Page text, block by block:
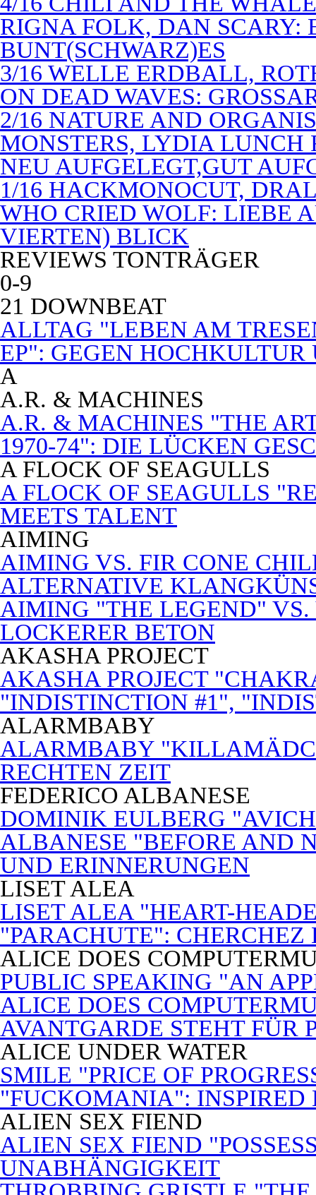
RIGNA FOLK, DAN SCARY:
BUNT(SCHWARZ)ES
3/16 WELLE ERDBALL,
ON DEAD WAVES:
2/16 NATURE AND
MONSTERS, LYDIA LUNCH
NEU AUFGELEGT,GUT
1/16 HACKMONOCUT,
WHO CRIED WOLF: LIEBE
VIERTEN) BLICK
REVIEWS TONTRÄGER
0-9
21 DOWNBEAT
ALLTAG "LEBEN AM
EP": GEGEN
A
A.R. & MACHINES
A.R. & MACHINES "THE
1970-74": DIE LÜCKEN
A FLOCK OF SEAGULLS
A FLOCK OF SEAGULLS
MEETS TALENT
AIMING
AIMING VS. FIR CONE
ALTERNATIVE
AIMING "THE LEGEND"
LOCKERER BETON
AKASHA PROJECT
AKASHA PROJECT
"INDISTINCTION #1",
ALARMBABY
ALARMBABY
RECHTEN ZEIT
FEDERICO ALBANESE
DOMINIK EULBERG
ALBANESE "BEFORE AND
UND ERINNERUNGEN
LISET ALEA
LISET ALEA "HEART-
"PARACHUTE": CHERCHEZ
ALICE DOES
PUBLIC SPEAKING "AN
ALICE DOES
AVANTGARDE STEHT FÜR
ALICE UNDER WATER
SMILE "PRICE OF
"FUCKOMANIA": INSPIRED
ALIEN SEX FIEND
ALIEN SEX FIEND
UNABHÄNGIGKEIT